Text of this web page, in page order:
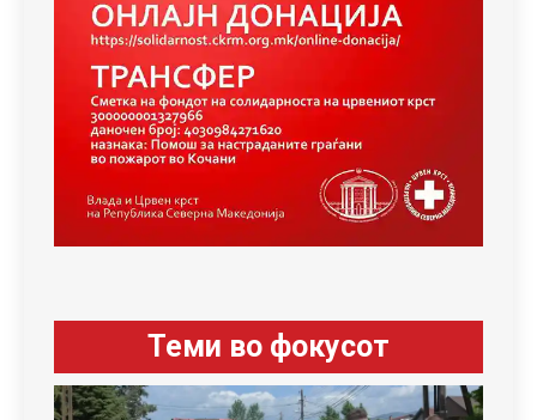
Теми во фокусот